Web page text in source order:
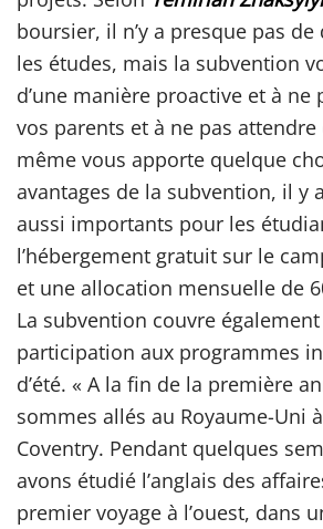
boursier, il n’y a presque pas
les études, mais la subvention
d’une manière proactive et à ne
vos parents et à ne pas
même vous apporte quelque
avantages de la subvention, il y
aussi importants pour les
l’hébergement gratuit sur le
et une allocation mensuelle de
La subvention couvre
participation aux programmes
d’été. « A la fin de la première
sommes allés au Royaume-Uni
Coventry. Pendant quelques
avons étudié l’anglais des
premier voyage à l’ouest, dans